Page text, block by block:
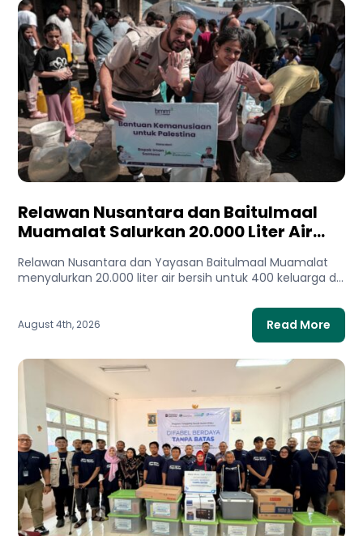
Relawan Nusantara dan Baitulmaal
Muamalat Salurkan 20.000 Liter Air
Relawan Nusantara dan Yayasan Baitulmaal Muamalat
menyalurkan 20.000 liter air bersih untuk 400 keluarga di
August 4th, 2026 Read More